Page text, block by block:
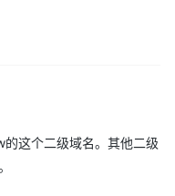
这个二级域名。其他二级